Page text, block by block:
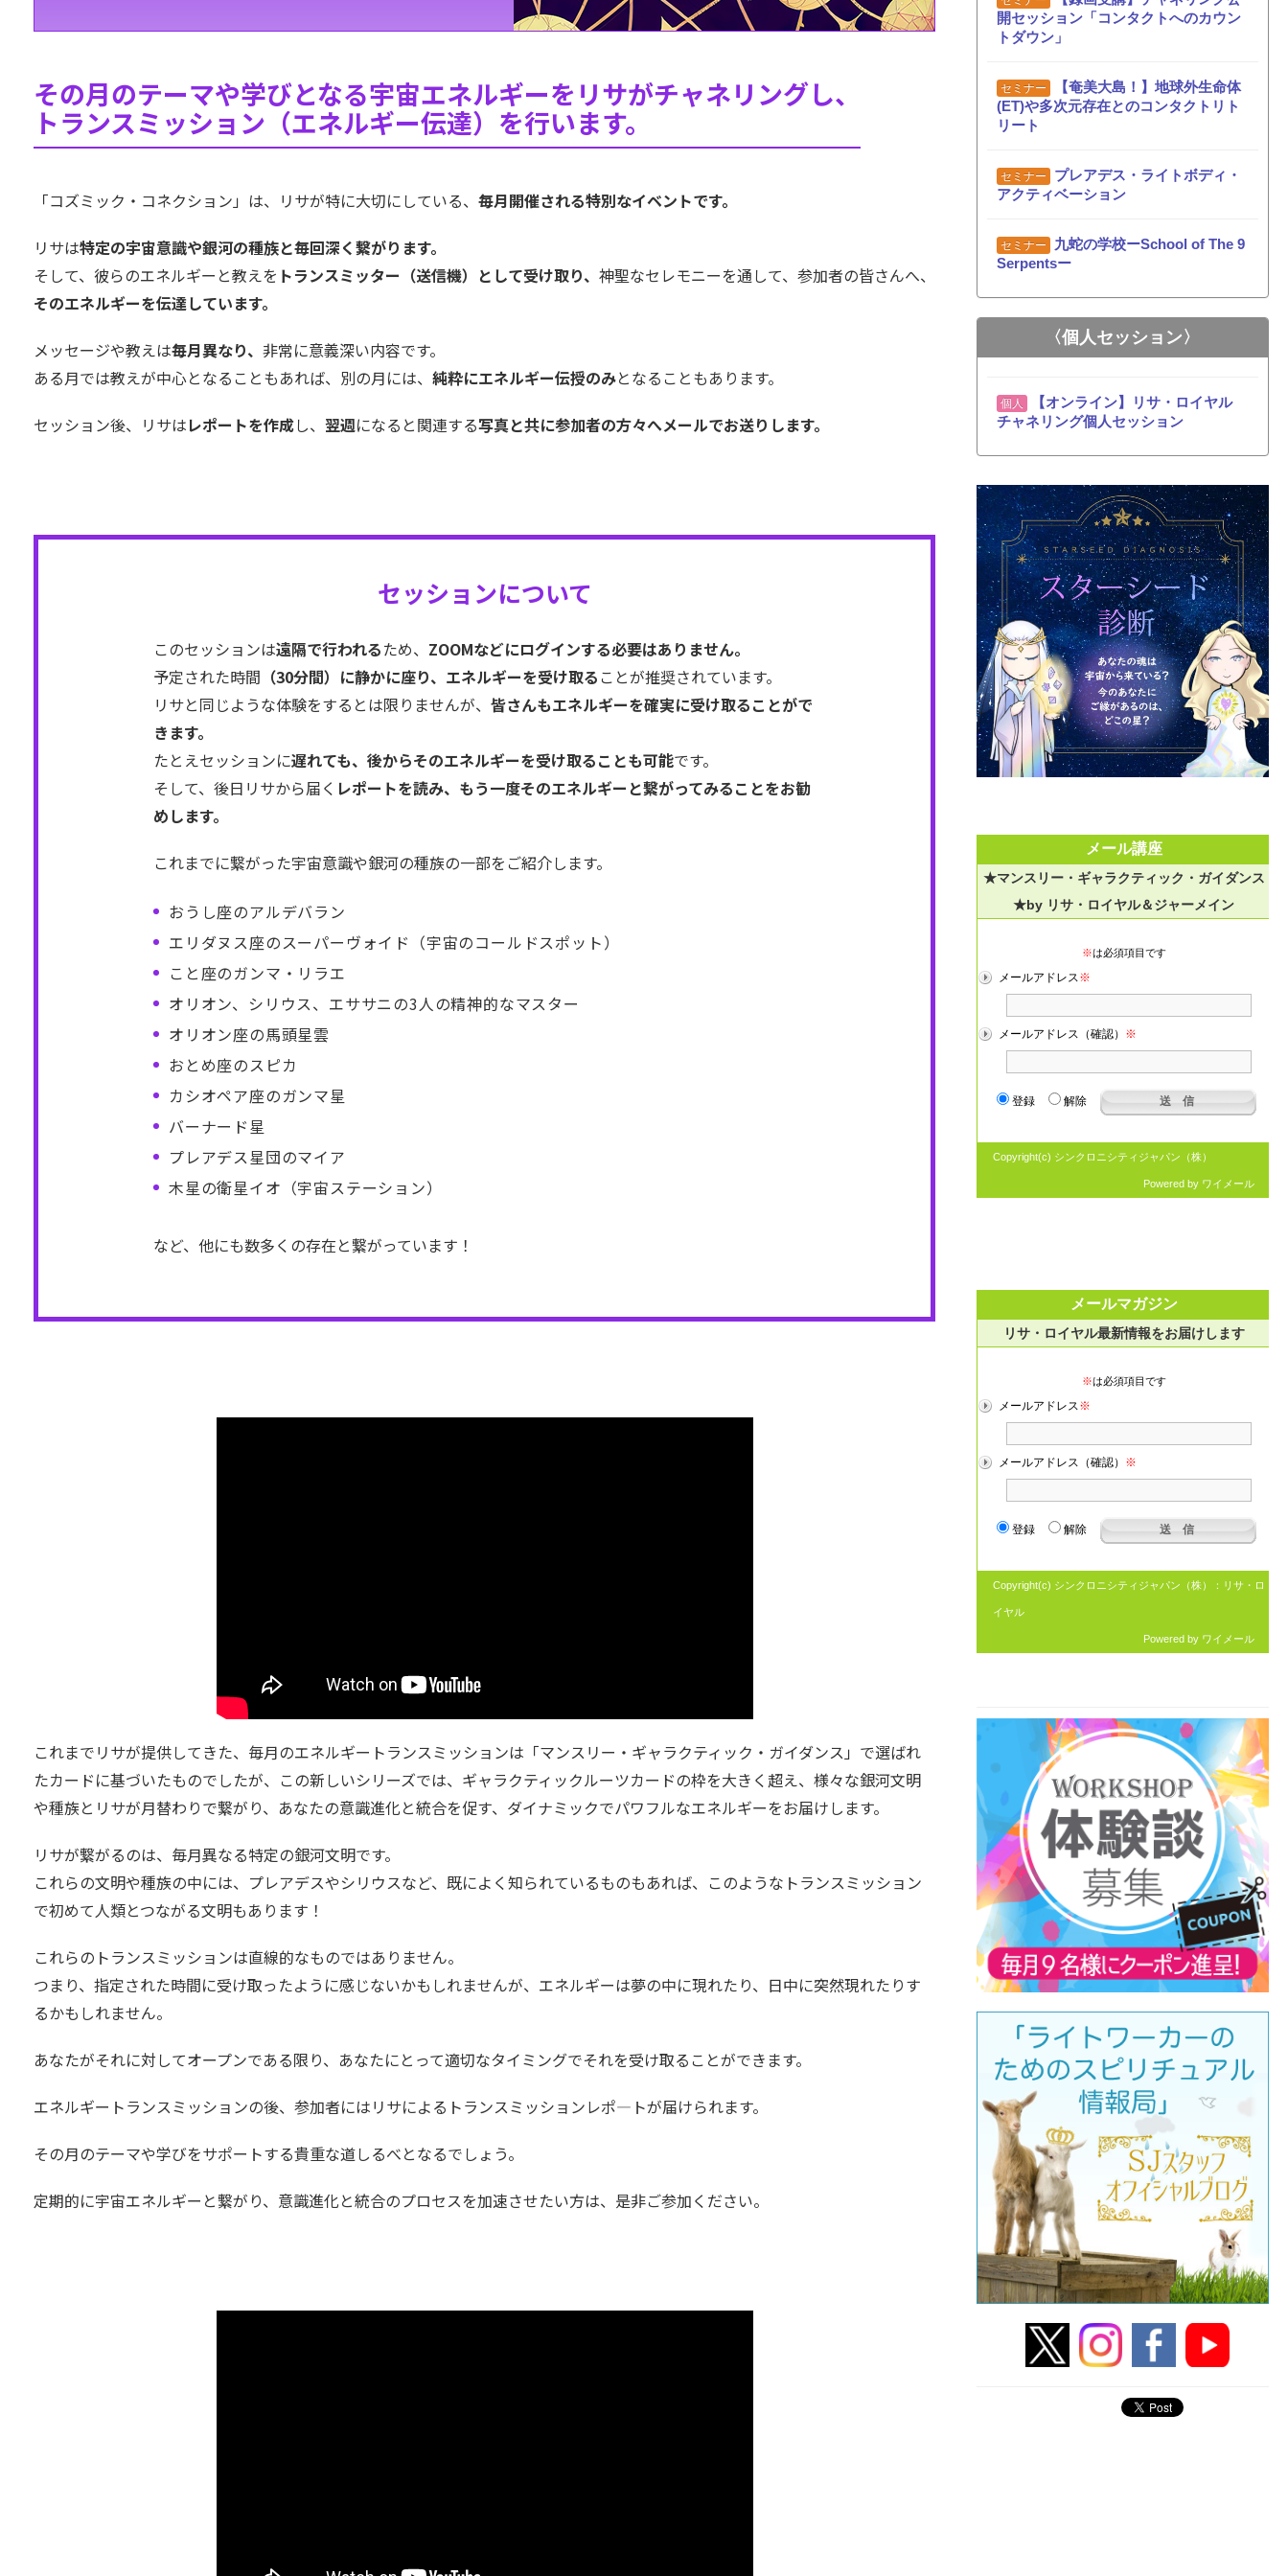
その月のテーマや学びとなる宇宙エネルギーをリサがチャネリングし、
トランスミッション（エネルギー伝達）を行います。
「コズミック・コネクション」は、リサが特に大切にしている、 毎月開催される特別なイベントです。
リサは特定の宇宙意識や銀河の種族と毎回深く繋がります。
そして、彼らのエネルギーと教えを トランスミッター（送信機）として受け取り、 神聖なセレモニーを通して、参加者の皆さんへ、
そのエネルギーを伝達しています。
メッセージや教えは毎月異なり、 非常に意義深い内容です。
ある月では教えが中心となることもあれば、別の月には、 純粋にエネルギー伝授のみとなることもあります。
セッション後、リサはレポートを作成し、 翌週になると関連する写真と共に参加者の方々へメールでお送りします。
セッションについて
このセッションは遠隔で行われるため、 ZOOMなどにログインする必要はありません。
予定された時間 （30分間）に静かに座り、エネルギーを受け取る ことが推奨されています。
リサと同じような体験をするとは限りませんが、 皆さんもエネルギーを確実に受け取ることがで
きます。
たとえセッションに遅れても、後からそのエネルギーを受け取ることも可能です。
そして、後日リサから届く レポートを読み、もう一度そのエネルギーと繋がってみることをお勧
めします。
これまでに繋がった宇宙意識や銀河の種族の一部をご紹介します。
おうし座のアルデバラン
エリダヌス座のスーパーヴォイド（宇宙のコールドスポット）
こと座のガンマ・リラエ
オリオン、シリウス、エササニの3人の精神的なマスター
オリオン座の馬頭星雲
おとめ座のスピカ
カシオペア座のガンマ星
バーナード星
プレアデス星団のマイア
木星の衛星イオ（宇宙ステーション）
など、他にも数多くの存在と繋がっています！
これまでリサが提供してきた、毎月のエネルギートランスミッションは「マンスリー・ギャラクティック・ガイダンス」で選ばれ
たカードに基づいたものでしたが、この新しいシリーズでは、ギャラクティックルーツカードの枠を大きく超え、様々な銀河文明
や種族とリサが月替わりで繋がり、あなたの意識進化と統合を促す、ダイナミックでパワフルなエネルギーをお届けします。
リサが繋がるのは、毎月異なる特定の銀河文明です。
これらの文明や種族の中には、プレアデスやシリウスなど、既によく知られているものもあれば、このようなトランスミッション
で初めて人類とつながる文明もあります！
これらのトランスミッションは直線的なものではありません。
つまり、指定された時間に受け取ったように感じないかもしれませんが、エネルギーは夢の中に現れたり、日中に突然現れたりす
るかもしれません。
あなたがそれに対してオープンである限り、あなたにとって適切なタイミングでそれを受け取ることができます。
エネルギートランスミッションの後、参加者にはリサによるトランスミッションレポ―トが届けられます。
その月のテーマや学びをサポートする貴重な道しるべとなるでしょう。
定期的に宇宙エネルギーと繋がり、意識進化と統合のプロセスを加速させたい方は、是非ご参加ください。
開セッション「コンタクトへのカウン
トダウン」
セミナー
【奄美大島！】地球外生命体
(ET)や多次元存在とのコンタクトリト
リート
セミナー
プレアデス・ライトボディ・
アクティベーション
セミナー
九蛇の学校ーSchool of The 9
Serpentsー
〈個人セッション〉
個人
【オンライン】リサ・ロイヤル
チャネリング個人セッション